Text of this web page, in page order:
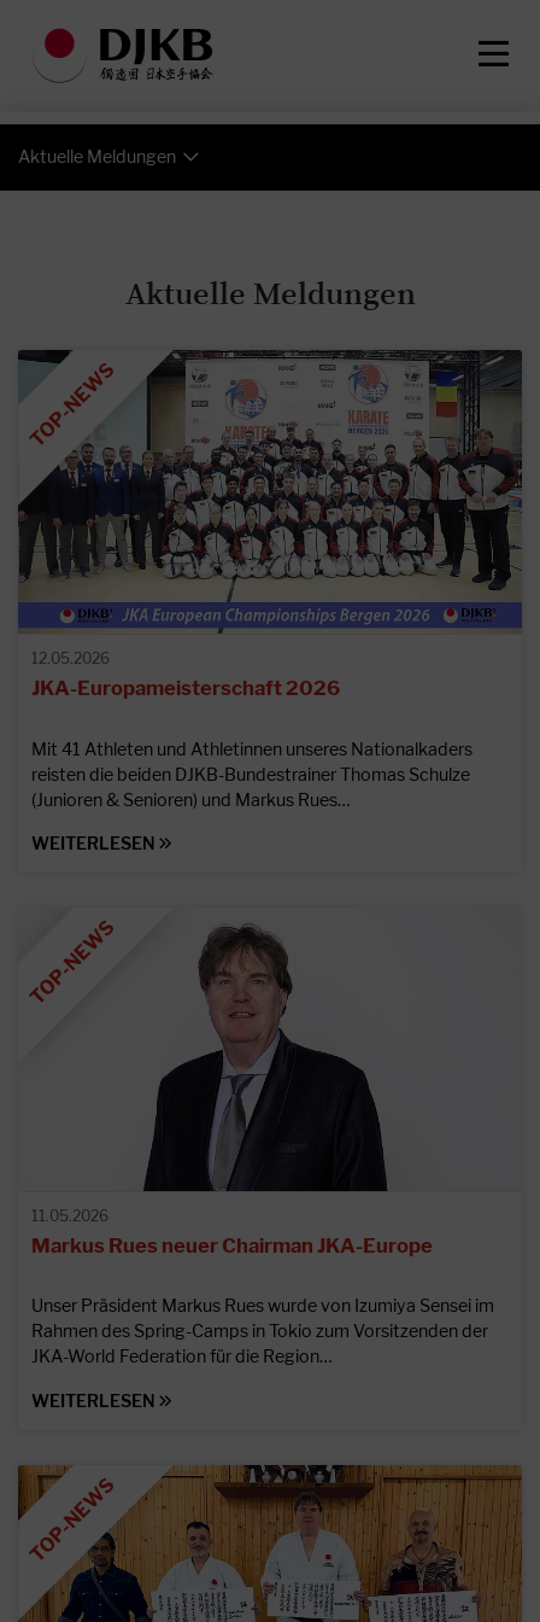
Aktuelle Meldungen
Aktuelle Meldungen
12.05.2026
JKA-Europameisterschaft 2026
Mit 41 Athleten und Athletinnen unseres Nationalkaders
reisten die beiden DJKB-Bundestrainer Thomas Schulze
(Junioren & Senioren) und Markus Rues…
WEITERLESEN
11.05.2026
Markus Rues neuer Chairman JKA-Europe
Unser Präsident Markus Rues wurde von Izumiya Sensei im
Rahmen des Spring-Camps in Tokio zum Vorsitzenden der
JKA-World Federation für die Region…
WEITERLESEN